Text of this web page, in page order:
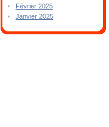
Février 2025
Janvier 2025